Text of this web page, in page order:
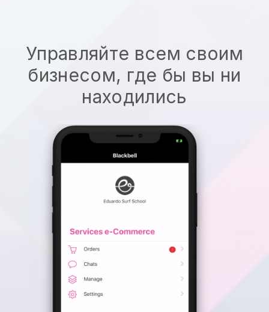
Управляйте всем своим
бизнесом, где бы вы ни
находились